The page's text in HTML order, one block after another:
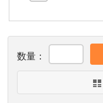
数量：